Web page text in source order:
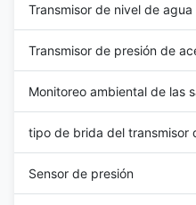
Transmisor de nivel de agua
Transmisor de presión de
Monitoreo ambiental de las
tipo de brida del transmisor
Sensor de presión